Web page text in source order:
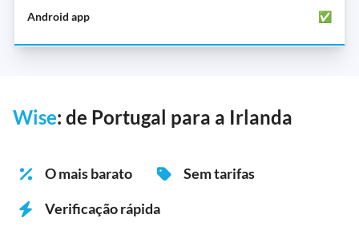
✅
Wise: de Portugal para a Irlanda
O mais barato
Sem tarifas
Verificação rápida